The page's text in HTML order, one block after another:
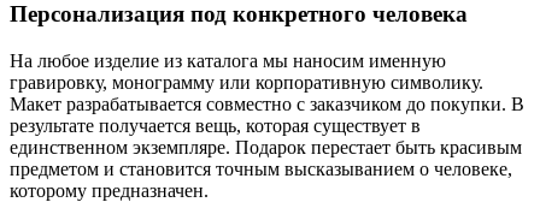
Персонализация под конкретного человека
На любое изделие из каталога мы наносим именную
гравировку, монограмму или корпоративную символику.
Макет разрабатывается совместно с заказчиком до покупки. В
результате получается вещь, которая существует в
единственном экземпляре. Подарок перестает быть красивым
предметом и становится точным высказыванием о человеке,
которому предназначен.